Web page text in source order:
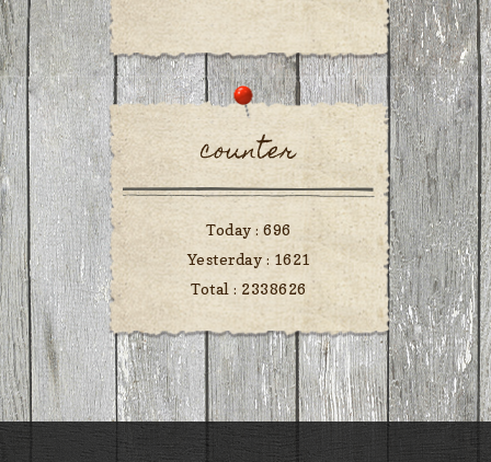
counter
Today :696
Yesterday : 1621
Total : 2338626